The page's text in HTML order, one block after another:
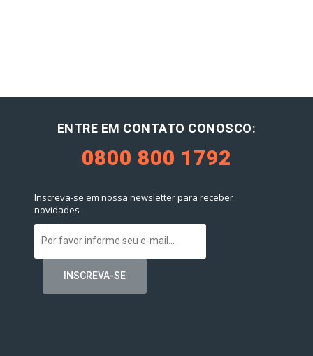
ENTRE EM CONTATO CONOSCO:
0800 800 1792
Inscreva-se em nossa newsletter para receber
novidades